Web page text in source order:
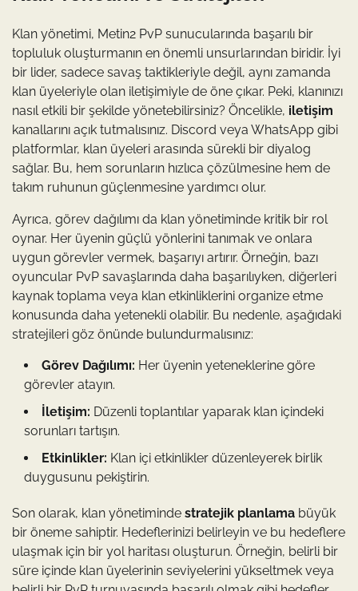
Klan yönetimi, Metin2 PvP sunucularında başarılı bir
topluluk oluşturmanın en önemli unsurlarından biridir. İyi
bir lider, sadece savaş taktikleriyle değil, aynı zamanda
klan üyeleriyle olan iletişimiyle de öne çıkar. Peki, klanınızı
nasıl etkili bir şekilde yönetebilirsiniz? Öncelikle, iletişim
kanallarını açık tutmalısınız. Discord veya WhatsApp gibi
platformlar, klan üyeleri arasında sürekli bir diyalog
sağlar. Bu, hem sorunların hızlıca çözülmesine hem de
takım ruhunun güçlenmesine yardımcı olur.
Ayrıca, görev dağılımı da klan yönetiminde kritik bir rol
oynar. Her üyenin güçlü yönlerini tanımak ve onlara
uygun görevler vermek, başarıyı artırır. Örneğin, bazı
oyuncular PvP savaşlarında daha başarılıyken, diğerleri
kaynak toplama veya klan etkinliklerini organize etme
konusunda daha yetenekli olabilir. Bu nedenle, aşağıdaki
stratejileri göz önünde bulundurmalısınız:
Görev Dağılımı: Her üyenin yeteneklerine göre
görevler atayın.
İletişim: Düzenli toplantılar yaparak klan içindeki
sorunları tartışın.
Etkinlikler: Klan içi etkinlikler düzenleyerek birlik
duygusunu pekiştirin.
Son olarak, klan yönetiminde stratejik planlama büyük
bir öneme sahiptir. Hedeflerinizi belirleyin ve bu hedeflere
ulaşmak için bir yol haritası oluşturun. Örneğin, belirli bir
süre içinde klan üyelerinin seviyelerini yükseltmek veya